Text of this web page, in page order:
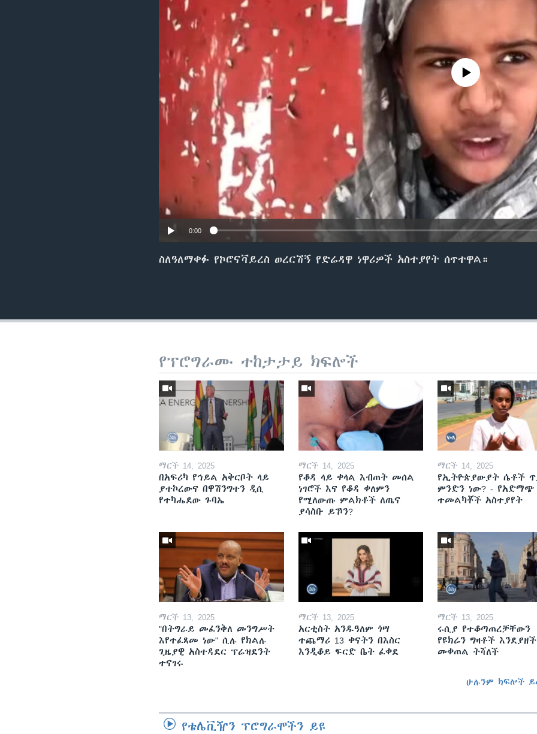
No media source currently
0:00
ስለዓለማቀፉ የኮሮናቫይረስ ወረርሽኝ የድሬዳዋ ነዋሪዎች አስተያየት ሰጥተዋል።
የፕሮግራሙ ተከታታይ ክፍሎች
ማርች 14, 2025
በአፍሪካ የኅይል አቅርቦት ላይ
ያተኮረውና በዋሽንግተን ዲሲ
የተካሔደው ጉባኤ
ማርች 14, 2025
የቆዳ ላይ ቀላል እብጠት መሰል
ነገሮች እና የቆዳ ቀለምን
የሚለውጡ ምልክቶች ለጤና
ያሳስቡ ይኾን?
ማርች 14, 2025
የኢትዮጵያውያት ሴቶች
ምንድን ነው? - የአድማጭ
ተመልካቾች አስተያየት
ማርች 13, 2025
"በትግራይ መፈንቅለ መንግሥት
እየተፈጸመ ነው" ሲሉ የክልሉ
ጊዜያዊ አስተዳደር ፕሬዝደንት
ተናገሩ
ማርች 13, 2025
አርቲስት አንዱዓለም ጎሣ
ተጨማሪ 13 ቀናትን በእስር
እንዲቆይ ፍርድ ቤት ፈቀደ
ማርች 13, 2025
ሩሲያ የተቆጣጠረቻቸውን
የዩክሬን ግዛቶች እንደያዘች
መቀጠል ትሻለች
ሁሉንም ክፍሎች
የቴሌቪዥን ፕሮግራሞችን ይዩ